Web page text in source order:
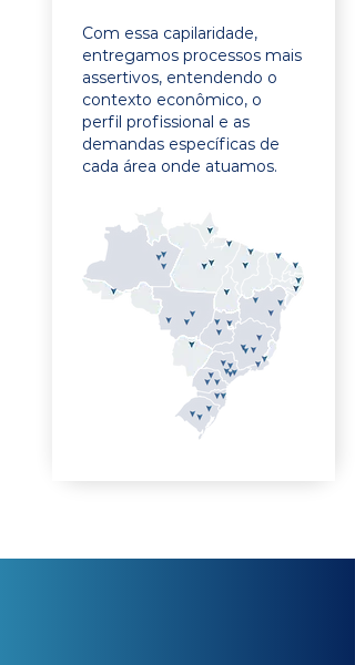
Com essa capilaridade,
entregamos processos mais
assertivos, entendendo o
contexto econômico, o
perfil profissional e as
demandas específicas de
cada área onde atuamos.